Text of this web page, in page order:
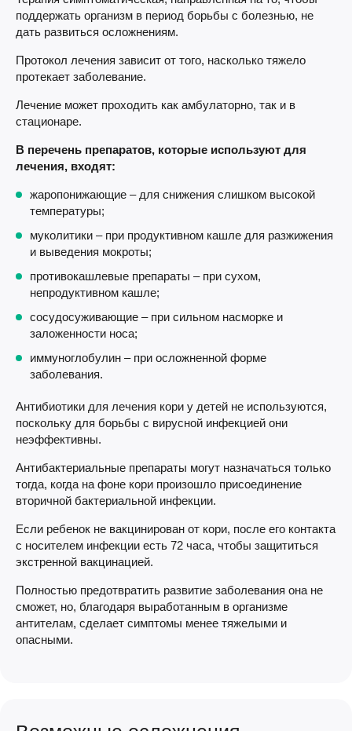
поддержать организм в период борьбы с болезнью, не
дать развиться осложнениям.
Протокол лечения зависит от того, насколько тяжело
протекает заболевание.
Лечение может проходить как амбулаторно, так и в
стационаре.
В перечень препаратов, которые используют для
лечения, входят:
жаропонижающие – для снижения слишком высокой
температуры;
муколитики – при продуктивном кашле для разжижения
и выведения мокроты;
противокашлевые препараты – при сухом,
непродуктивном кашле;
сосудосуживающие – при сильном насморке и
заложенности носа;
иммуноглобулин – при осложненной форме
заболевания.
Антибиотики для лечения кори у детей не используются,
поскольку для борьбы с вирусной инфекцией они
неэффективны.
Антибактериальные препараты могут назначаться только
тогда, когда на фоне кори произошло присоединение
вторичной бактериальной инфекции.
Если ребенок не вакцинирован от кори, после его контакта
с носителем инфекции есть 72 часа, чтобы защититься
экстренной вакцинацией.
Полностью предотвратить развитие заболевания она не
сможет, но, благодаря выработанным в организме
антителам, сделает симптомы менее тяжелыми и
опасными.